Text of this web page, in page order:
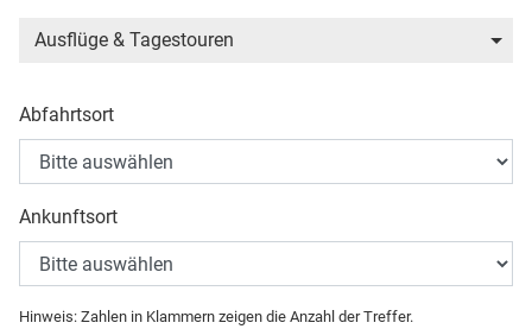
Ausflüge & Tagestouren
Abfahrtsort
Ankunftsort
Hinweis: Zahlen in Klammern zeigen die Anzahl der Treffer.